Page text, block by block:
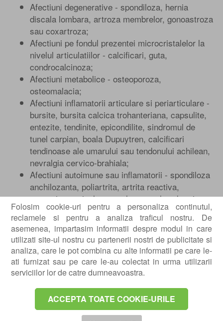
Folosim cookie-uri pentru a personaliza continutul,
reclamele si pentru a analiza traficul nostru. De
asemenea, impartasim informatii despre modul in care
utilizati site-ul nostru cu partenerii nostri de publicitate si
analiza, care le pot combina cu alte informatii pe care le-
ati furnizat sau pe care le-au colectat in urma utilizarii
serviciilor lor de catre dumneavoastra.
ACCEPTA TOATE COOKIE-URILE
Afectiuni degenerative - spondiloza, hernia
discala lombara, artroza membrelor, gonoastroza
sau coxartroza;
Afectiuni pe fondul prezentei microcristalelor la
nivelul articulatiilor - calcificari, guta,
condrocalcinoza;
Afectiuni metabolice - osteoporoza,
osteomalacia;
Afectiuni inflamatorii articulare si periarticulare -
bursite, bursita calcica trohanteriana, capsulite,
entezite, tendinite, epicondilite, sindromul de
tunel carpian, boala Dupuytren, calcificari
tendinoase ale umarului sau tendonului achilean,
nevralgia cervico-brahiala;
Afectiuni autoimune sau inflamatorii - spondiloza
anchilozanta, poliartrita, artrita reactiva,
reumatism articular acut, lupus, sclerodermie;
Afectiuni infectioase articulare: artrita
tuberculoasa, artrita gonococica, boala Lyme;
Boli inflamatorii ale vaselor de sange - vasculita.
Simptome ale afectiunilor reumatologice
Durere acuta sau cronica, prezenta in miscare,
Inflamarea, inrosirea si incalzirea zonelor
articulare afectate;